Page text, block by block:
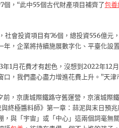
個，“此中55個古代財產項目補齊了包
會投資項目有76個，總投資556億元
，企業將持續施展數字化、平臺化設
1月花費才有起色，沒想到2022年12
，我們盡心盡力增進花費上升。”天津
，京唐城際鐵路守舊運營，京濱城際
終極醬料師》第一章：蒜泥與末日預
與「宇宙」或「中心」這兩個詞毫無